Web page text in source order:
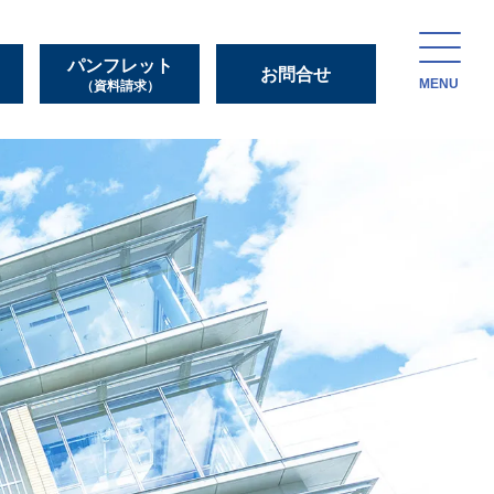
パンフレット
（資料請求）
お問合せ
MENU